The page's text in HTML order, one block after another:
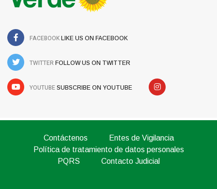
FACEBOOK LIKE US ON FACEBOOK
TWITTER FOLLOW US ON TWITTER
YOUTUBE SUBSCRIBE ON YOUTUBE
Contáctenos
Entes de Vigilancia
Política de tratamiento de datos personales
PQRS
Contacto Judicial